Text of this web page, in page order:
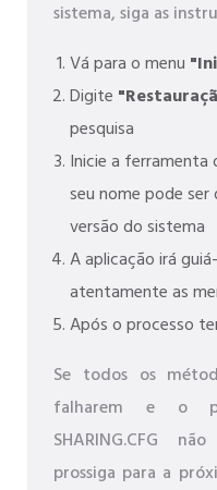
sistema, siga as
Vá para o menu
Digite
pesquisa
Inicie a ferramenta
seu nome pode
versão do sistema
A aplicação irá
atentamente as
Após o processo
Se todos os
falharem e o
SHARING.CFG
prossiga para a